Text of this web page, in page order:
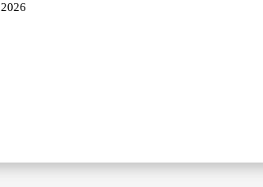
2026